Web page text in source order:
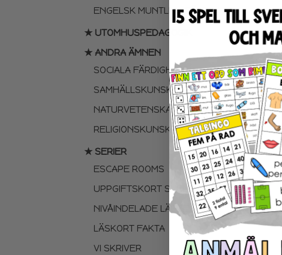
ENGELSK MUNTLIGA FÄRDIGHET
★ UTOMHUSPEDAGOGIK
★ ANDRA ÄMNEN
SOCIALA FÄRDIGHETER
SAMHÄLLSKUNSKAP
NATURVETENSKAP
RELIGIONSKUNSKAP
★ SERIER
ESCAPE ROOMS
UPPGIFTSKORT SVENSKA
NIVÅINDELADE LÄSTEXTER
LÄSKORT FAKTA
VI SKRIVER